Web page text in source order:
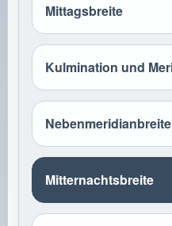
Mittagsbreite
Kulmination und
Nebenmeridianbreite
Mitternachtsbreite